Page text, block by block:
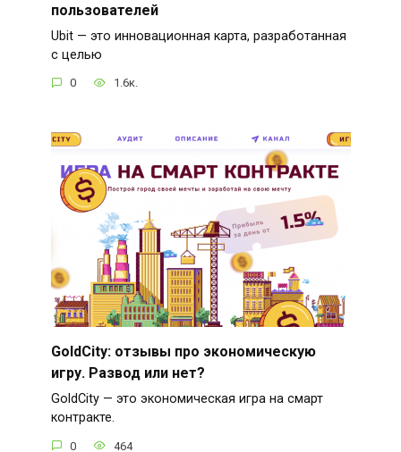
пользователей
Ubit — это инновационная карта, разработанная
с целью
0 1.6к.
GoldCity: отзывы про экономическую
игру. Развод или нет?
GoldCity — это экономическая игра на смарт
контракте.
0 464